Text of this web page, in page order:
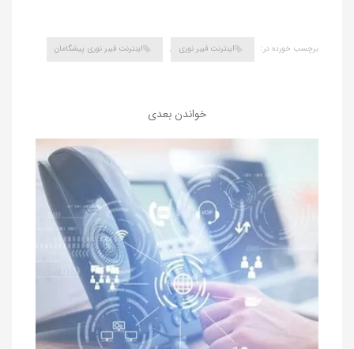
برچسب خورده در: اینترنت فیبر نوری , اینترنت فیبر نوری پیشگامان
خواندن بعدی